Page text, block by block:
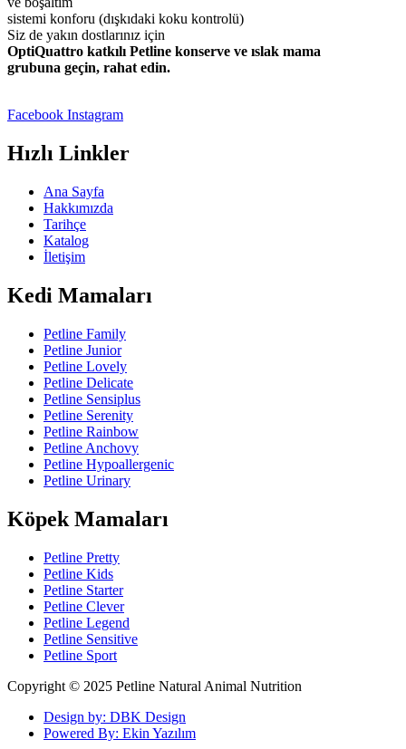
sistemi konforu (dışkıdaki koku kontrolü)
Siz de yakın dostlarınız için
OptiQuattro katkılı Petline konserve ve ıslak mama
grubuna geçin, rahat edin.
Facebook Instagram
Hızlı Linkler
Ana Sayfa
Hakkımızda
Tarihçe
Katalog
İletişim
Kedi Mamaları
Petline Family
Petline Junior
Petline Lovely
Petline Delicate
Petline Sensiplus
Petline Serenity
Petline Rainbow
Petline Anchovy
Petline Hypoallergenic
Petline Urinary
Köpek Mamaları
Petline Pretty
Petline Kids
Petline Starter
Petline Clever
Petline Legend
Petline Sensitive
Petline Sport
Copyright © 2025 Petline Natural Animal Nutrition
Design by: DBK Design
Powered By: Ekin Yazılım